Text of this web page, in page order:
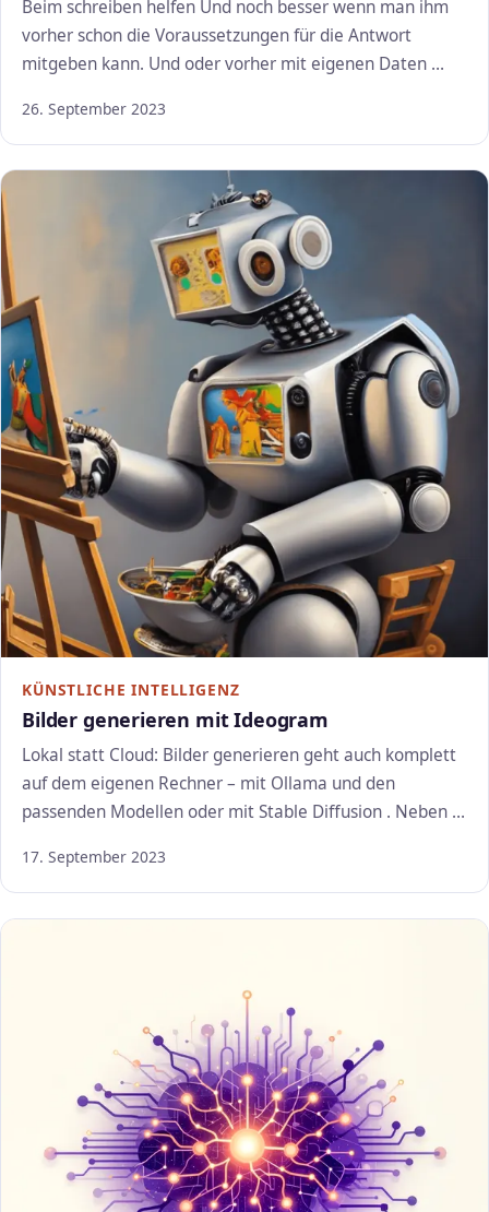
Beim schreiben helfen Und noch besser wenn man ihm
vorher schon die Voraussetzungen für die Antwort
mitgeben kann. Und oder vorher mit eigenen Daten …
26. September 2023
KÜNSTLICHE INTELLIGENZ
Bilder generieren mit Ideogram
Lokal statt Cloud: Bilder generieren geht auch komplett
auf dem eigenen Rechner – mit Ollama und den
passenden Modellen oder mit Stable Diffusion . Neben …
17. September 2023